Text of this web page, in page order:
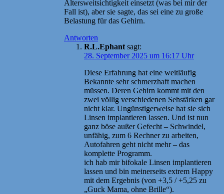
Altersweitsichtigkeit einsetzt (was bei mir der
Fall ist), aber sie sagte, das sei eine zu große
Belastung für das Gehirn.
Antworten
R.L.Ephant sagt:
28. September 2025 um 16:17 Uhr
Diese Erfahrung hat eine weitläufig
Bekannte sehr schmerzhaft machen
müssen. Deren Gehirn kommt mit den
zwei völlig verschiedenen Sehstärken gar
nicht klar. Ungünstigerweise hat sie sich
Linsen implantieren lassen. Und ist nun
ganz böse außer Gefecht – Schwindel,
unfähig, zum 6 Rechner zu arbeiten,
Autofahren geht nicht mehr – das
komplette Programm.
ich hab mir bifokale Linsen implantieren
lassen und bin meinerseits extrem Happy
mit dem Ergebnis (von +3,5 / +5,25 zu
„Guck Mama, ohne Brille“).